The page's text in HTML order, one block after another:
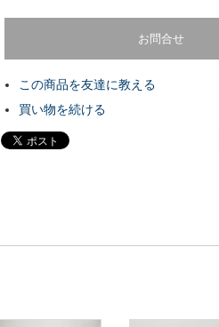
お問合せ
この商品を友達に教える
買い物を続ける